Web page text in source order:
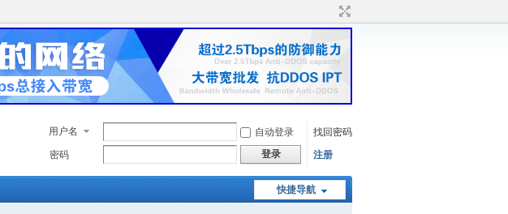
用户名 自动登录
找回密码
密码
登录 注册
快捷导航